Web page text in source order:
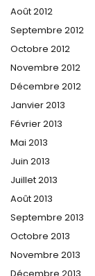
Août 2012
Septembre 2012
Octobre 2012
Novembre 2012
Décembre 2012
Janvier 2013
Février 2013
Mai 2013
Juin 2013
Juillet 2013
Août 2013
Septembre 2013
Octobre 2013
Novembre 2013